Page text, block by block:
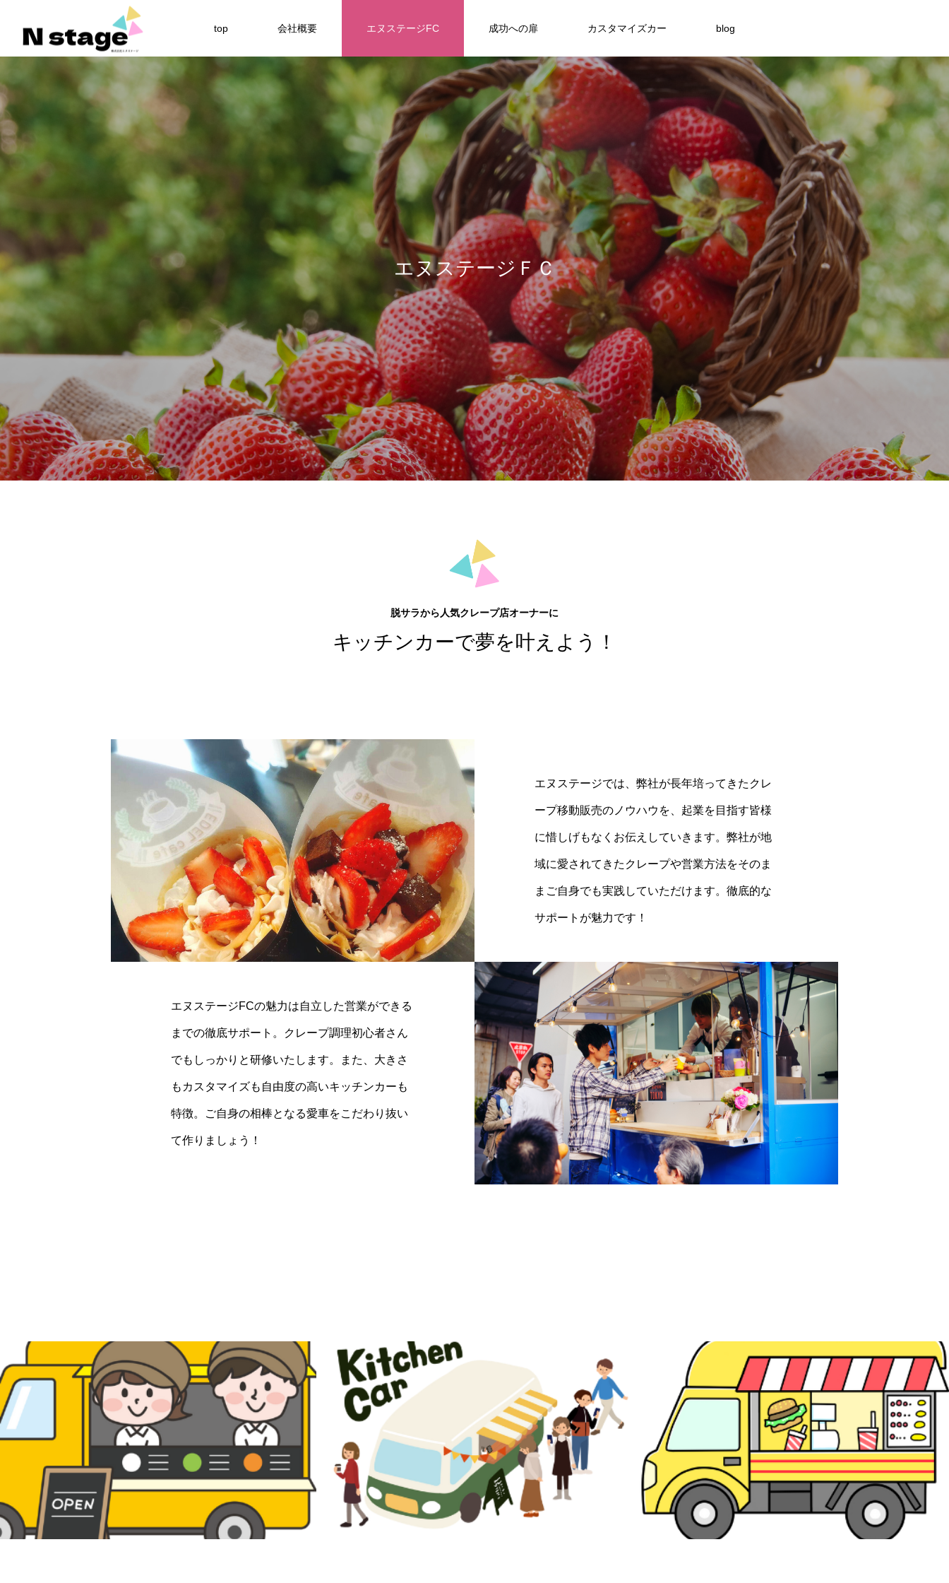
top 会社概要 エヌステージFC 成功への扉 カスタマイズカー blog
Warning
/home/cloverhomep/n--stage.com/public_html/wp-content/themes/meets_tcd086/functions/menu.php
40
/home/cloverhomep/n--stage.com/public_html/wp-content/themes/meets_tcd086/functions/menu.php
エヌステージ ＦＣ
脱サラから人気クレープ店オーナーに
キッチンカーで夢を叶えよう！
エヌステージでは、弊社が長年培ってきたクレ
ープ移動販売のノウハウを、起業を目指す皆様
に惜しげもなくお伝えしていきます。弊社が地
域に愛されてきたクレープや営業方法をそのま
まご自身でも実践していただけます。徹底的な
サポートが魅力です！
エヌステージFCの魅力は自立した営業ができる
までの徹底サポート。クレープ調理初心者さん
でもしっかりと研修いたします。また、大きさ
もカスタマイズも自由度の高いキッチンカーも
特徴。ご自身の相棒となる愛車をこだわり抜い
て作りましょう！